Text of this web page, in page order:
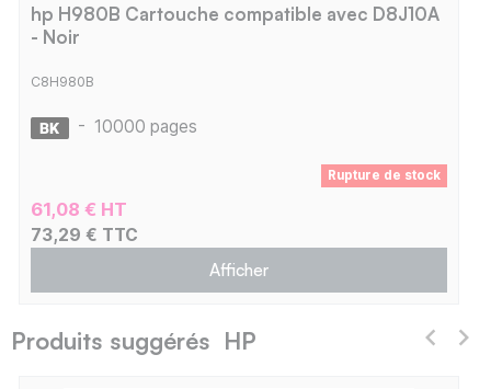
hp H980B Cartouche compatible avec D8J10A
- Noir
C8H980B
- 10000 pages
Rupture de stock
61,08 € HT
73,29 € TTC
Afficher
Produits suggérés HP